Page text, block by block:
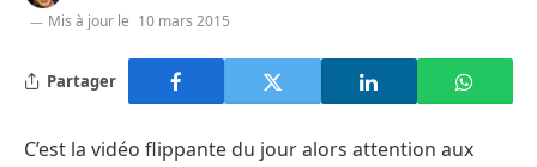
Mis à jour le 10 mars 2015
Partager
C’est la vidéo flippante du jour alors attention aux